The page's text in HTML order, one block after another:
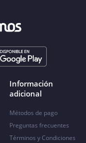
Información
adicional
Métodos de pago
Preguntas frecuentes
Términos y Condiciones